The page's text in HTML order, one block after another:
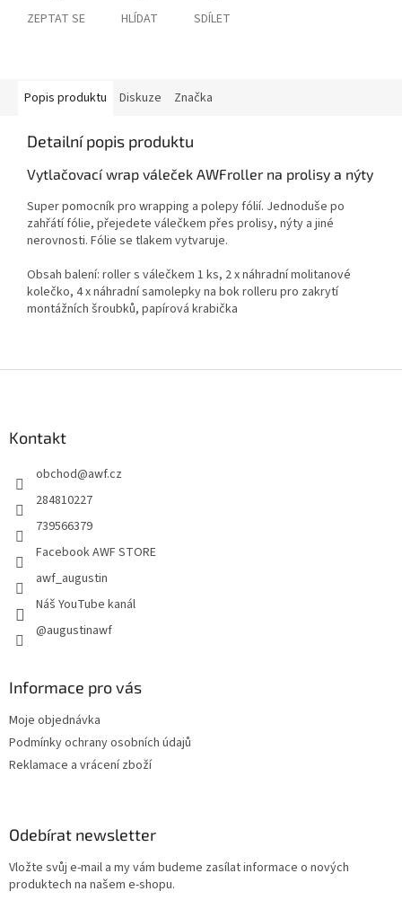
ZEPTAT SE HLÍDAT SDÍLET
Popis produktu Diskuze Značka
Detailní popis produktu
Vytlačovací wrap váleček AWFroller na prolisy a nýty
Super pomocník pro wrapping a polepy fólií. Jednoduše po
zahřátí fólie, přejedete válečkem přes prolisy, nýty a jiné
nerovnosti. Fólie se tlakem vytvaruje.
Obsah balení: roller s válečkem 1 ks, 2 x náhradní molitanové
kolečko, 4 x náhradní samolepky na bok rolleru pro zakrytí
montážních šroubků, papírová krabička
Kontakt
obchod@awf.cz
284810227
739566379
Facebook AWF STORE
awf_augustin
Náš YouTube kanál
@augustinawf
Informace pro vás
Moje objednávka
Podmínky ochrany osobních údajů
Reklamace a vrácení zboží
Odebírat newsletter
Vložte svůj e-mail a my vám budeme zasílat informace o nových
produktech na našem e-shopu.